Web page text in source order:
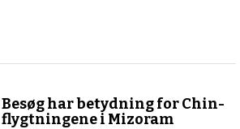
Besøg har betydning for Chin-
flygtningene i Mizoram